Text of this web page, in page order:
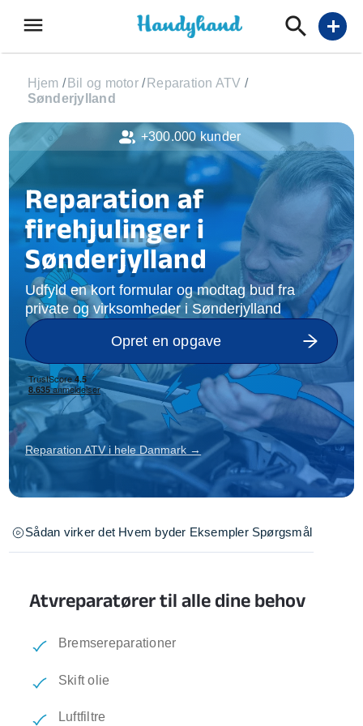
menu add
Hjem / Bil og motor / Reparation ATV /
Sønderjylland
Reparation af
firehjulinger i
Sønderjylland
Udfyld en kort formular og modtag bud fra
private og virksomheder i Sønderjylland
Opret en opgave
Reparation ATV i hele Danmark →
Sådan virker det Hvem byder Eksempler Spørgsmål
Atvreparatører til alle dine behov
Bremsereparationer
Skift olie
Luftfiltre
+300.000 kunder